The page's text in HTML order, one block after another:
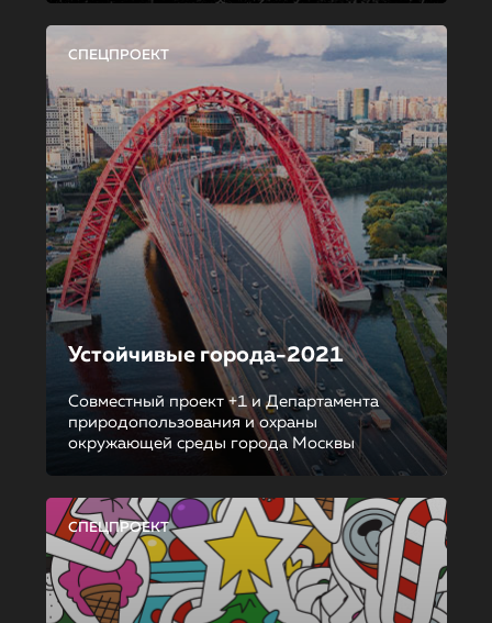
СПЕЦПРОЕКТ
Устойчивые города-2021
Совместный проект +1 и Департамента
природопользования и охраны
окружающей среды города Москвы
СПЕЦПРОЕКТ